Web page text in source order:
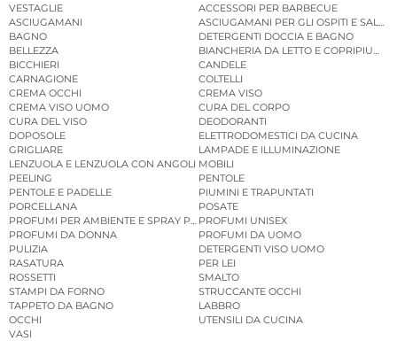
VESTAGLIE
ACCESSORI PER BARBECUE
ASCIUGAMANI
ASCIUGAMANI PER GLI OSPITI E
BAGNO
DETERGENTI DOCCIA E BAGNO
BELLEZZA
BIANCHERIA DA LETTO E COPRIPIUMINI
BICCHIERI
CANDELE
CARNAGIONE
COLTELLI
CREMA OCCHI
CREMA VISO
CREMA VISO UOMO
CURA DEL CORPO
CURA DEL VISO
DEODORANTI
DOPOSOLE
ELETTRODOMESTICI DA CUCINA
GRIGLIARE
LAMPADE E ILLUMINAZIONE
LENZUOLA E LENZUOLA CON ANGOLI MOBILI
PEELING
PENTOLE
PENTOLE E PADELLE
PIUMINI E TRAPUNTATI
PORCELLANA
POSATE
PROFUMI PER AMBIENTE E SPRAY PER AMBIENTE
PROFUMI UNISEX
PROFUMI DA DONNA
PROFUMI DA UOMO
PULIZIA
DETERGENTI VISO UOMO
RASATURA
PER LEI
ROSSETTI
SMALTO
STAMPI DA FORNO
STRUCCANTE OCCHI
TAPPETO DA BAGNO
LABBRO
OCCHI
UTENSILI DA CUCINA
VASI